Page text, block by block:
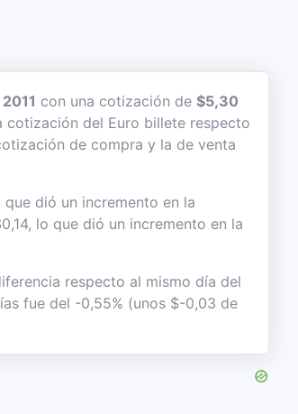
con una cotización de $5,30
cotización del Euro billete respecto
de compra y la de venta
que dió un incremento en la
lo que dió un incremento en la
respecto al mismo día del
fue del -0,55% (unos $-0,03 de